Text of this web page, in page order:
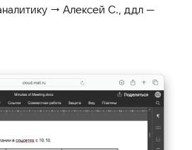
→ Алексей С., ддл —